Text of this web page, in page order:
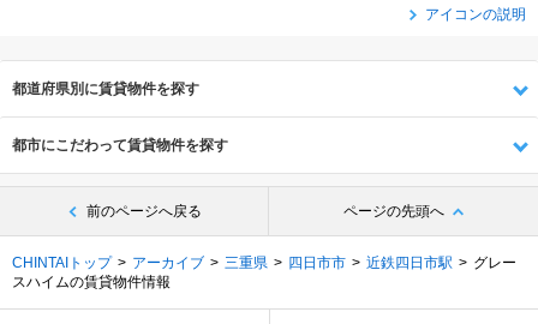
アイコンの説明
都道府県別に賃貸物件を探す
都市にこだわって賃貸物件を探す
前のページへ戻る ページの先頭へ
CHINTAIトップ アーカイブ 三重県 四日市市 近鉄四日市駅
グレー
スハイムの賃貸物件情報